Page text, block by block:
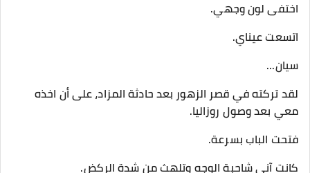
اختفى لون وجهي.
اتسعت عيناي.
سيان...
لقد تركته في قصر الزهور بعد حادثة المزاد، على أن اخذه
معي بعد وصول روزاليا.
فتحت الباب بسرعة.
كانت آني شاحبة الوجه وتلهث من شدة الركض.